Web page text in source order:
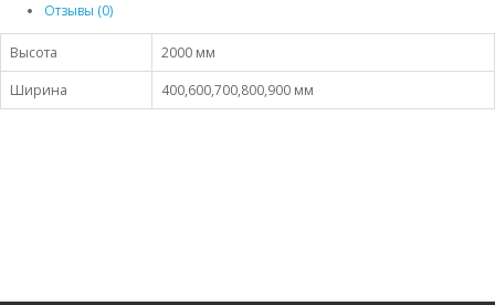
Отзывы (0)
Высота
2000 мм
Ширина
400,600,700,800,900 мм